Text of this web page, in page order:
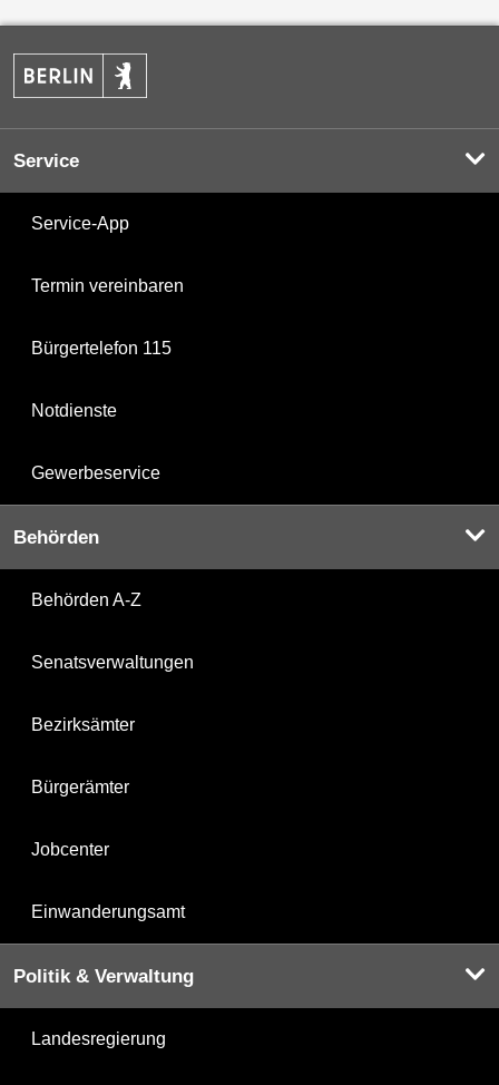
Service
Service-App
Termin vereinbaren
Bürgertelefon 115
Notdienste
Gewerbeservice
Behörden
Behörden A-Z
Senatsverwaltungen
Bezirksämter
Bürgerämter
Jobcenter
Einwanderungsamt
Politik & Verwaltung
Landesregierung